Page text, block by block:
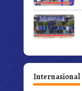
Internasional